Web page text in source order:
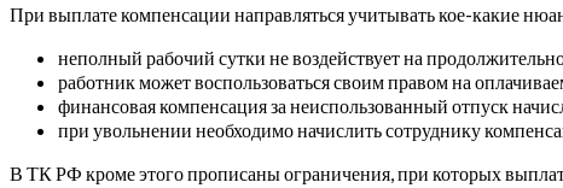
При выплате компенсации направляться учитывать кое-какие
неполный рабочий сутки не воздействует на
работник может воспользоваться своим правом на
финансовая компенсация за неиспользованный отпуск
при увольнении необходимо начислить сотруднику
В ТК РФ кроме этого прописаны ограничения, при которых